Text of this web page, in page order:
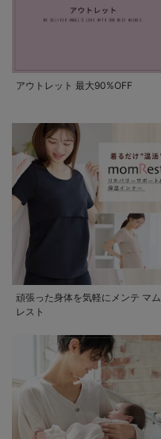
アウトレット 最大90%OFF
頑張った身体を気軽にメンテ マム
レスト